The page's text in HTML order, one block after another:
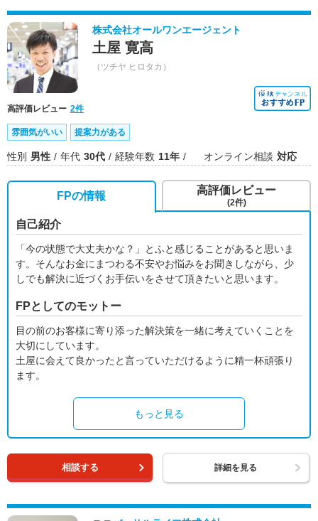
株式会社オールワンエージェント
土屋 寛高
（ツチヤ ヒロタカ）
高評価レビュー 2件
雰囲気がいい 提案力がある
性別 男性 年代 30代 経験年数 11年 オンライン相談 対応
FPの情報
自己紹介
「今の状態で大丈夫かな？」とふと感じることがあると思いま
す。そんなお金にまつわる不安やお悩みをお聞きしながら、少
しでも解決に近づくお手伝いをさせて頂きたいと思います。
FPとしてのモットー
目の前のお客様に寄り添った解決策を一緒に考えていくことを
大切にしています。
土屋に会えて良かったと言っていただけるように精一杯頑張り
ます。
もっと見る
高評価レビュー
(2件)
相談する 詳細を見る